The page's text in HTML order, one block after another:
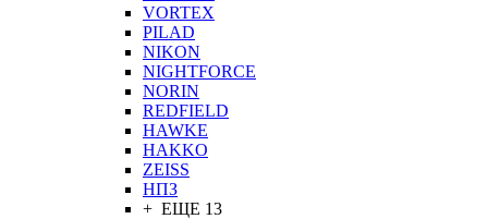
VORTEX
PILAD
NIKON
NIGHTFORCE
NORIN
REDFIELD
HAWKE
HAKKO
ZEISS
НПЗ
+ ЕЩЕ 13